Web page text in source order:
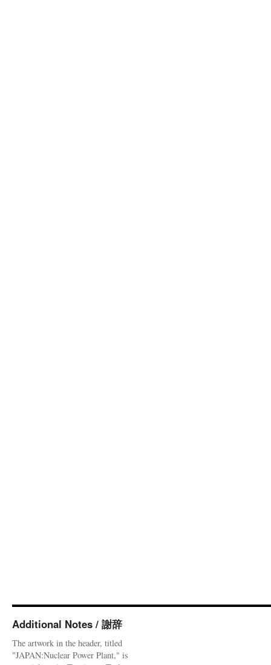
Additional Notes / 謝辞
The artwork in the header, titled
"JAPAN:Nuclear Power Plant," is